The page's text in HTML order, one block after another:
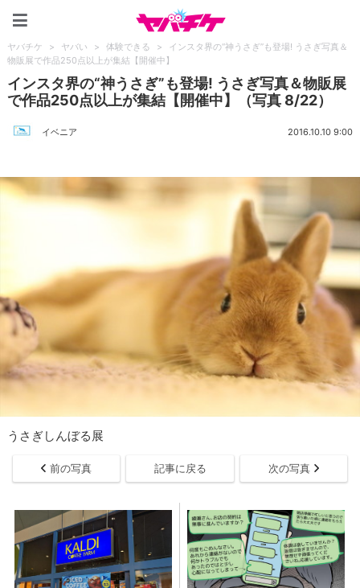
ヤバチケ > ヤバい > 体験できる >
インスタ界の“神うさぎ”も登場! うさぎ写真＆
物販展で作品250点以上が集結【開催中】
インスタ界の“神うさぎ”も登場! うさぎ写真＆物販展
で作品250点以上が集結【開催中】（写真 8/22）
イベニア 2016.10.10 9:00
うさぎしんぼる展
前の写真 記事に戻る 次の写真